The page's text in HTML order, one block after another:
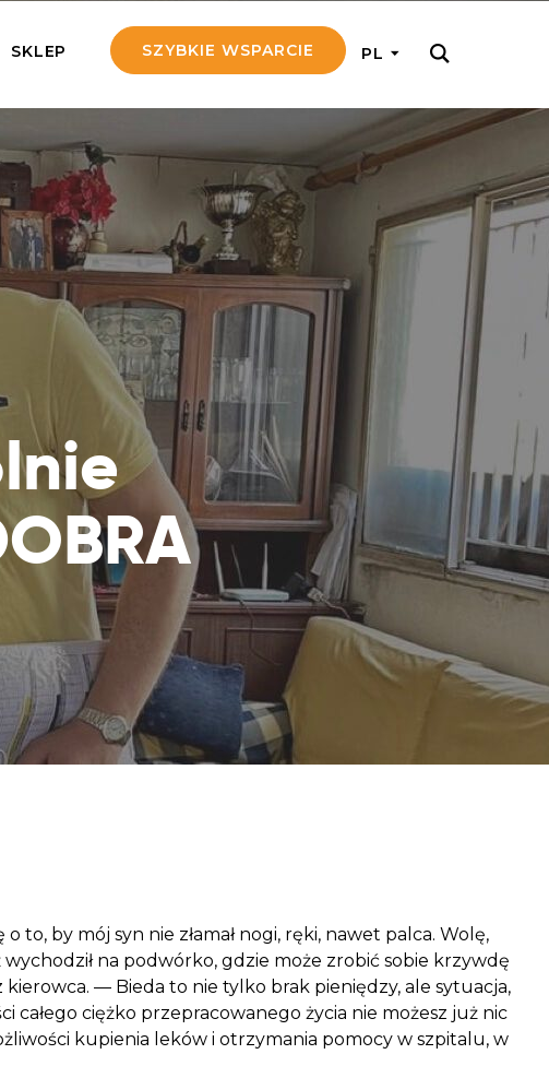
REGULARNIE
Przybij nam 5!
Pomagaj efektywnie, przekazując na
pomoc 5 zł tygodniowo
Adoptuj Seniora
Dołącz do rodziny Seniora, wspierając
go finansowo i emocjonalnie
Drużyny Aniołów
Wspieraj pracę konkretnego misjonarza
i pozostań z nim kontakcie
Wiatraczek dla Życia
Uratuj dziecko cierpiące z powodu
głodu i wspieraj edukację rodziców
SKLEP SZYBKIE WSPARCIE PL
to, by mój syn nie złamał nogi, ręki, nawet palca. Wolę,
wychodził na podwórko, gdzie może zrobić sobie krzywdę
kierowca. — Bieda to nie tylko brak pieniędzy, ale sytuacja,
całego ciężko przepracowanego życia nie możesz już nic
kupienia leków i otrzymania pomocy w szpitalu, w